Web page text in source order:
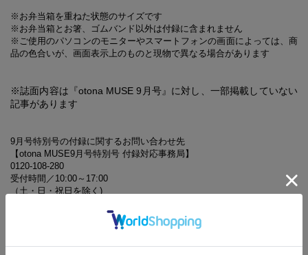
※お弁当箱を重ねた状態のサイズです
※お弁当箱とお箸、ゴムバンド以外は付録に含まれません
※ご使用のパソコンのモニターやスマートフォンの画面によっては、商
品の色合いが、画面表示上のものと現物で異なる場合があります
※誌面内容は『otona MUSE 9月号』に対し、一部掲載していない
記事があります
9月号特別号の付録に関するお問い合わせ先
【otona MUSE9月号特別号 付録対応事務局】
0120-108-280
受付時間／10:00～17:00
（土・日・祝日を除く)